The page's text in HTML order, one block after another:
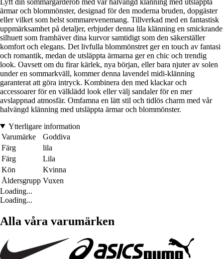
ärmar och blommönster, designad för den moderna bruden, dopgäster
eller vilket som helst sommarevenemang. Tillverkad med en fantastisk
uppmärksamhet på detaljer, erbjuder denna lila klänning en smickrande
silhuett som framhäver dina kurvor samtidigt som den säkerställer
komfort och elegans. Det livfulla blommönstret ger en touch av fantasi
och romantik, medan de utsläppta ärmarna ger en chic och trendig
look. Oavsett om du firar kärlek, nya början, eller bara njuter av solen
under en sommarkväll, kommer denna lavendel midi-klänning
garanterat att göra intryck. Kombinera den med klackar och
accessoarer för en välklädd look eller välj sandaler för en mer
avslappnad atmosfär. Omfamna en lätt stil och tidlös charm med vår
halvängd klänning med utsläppta ärmar och blommönster.
Ytterligare information
Varumärke
Goddiva
Färg
lila
Färg
Lila
Kön
Kvinna
Åldersgrupp Vuxen
Loading...
Loading...
Alla våra varumärken